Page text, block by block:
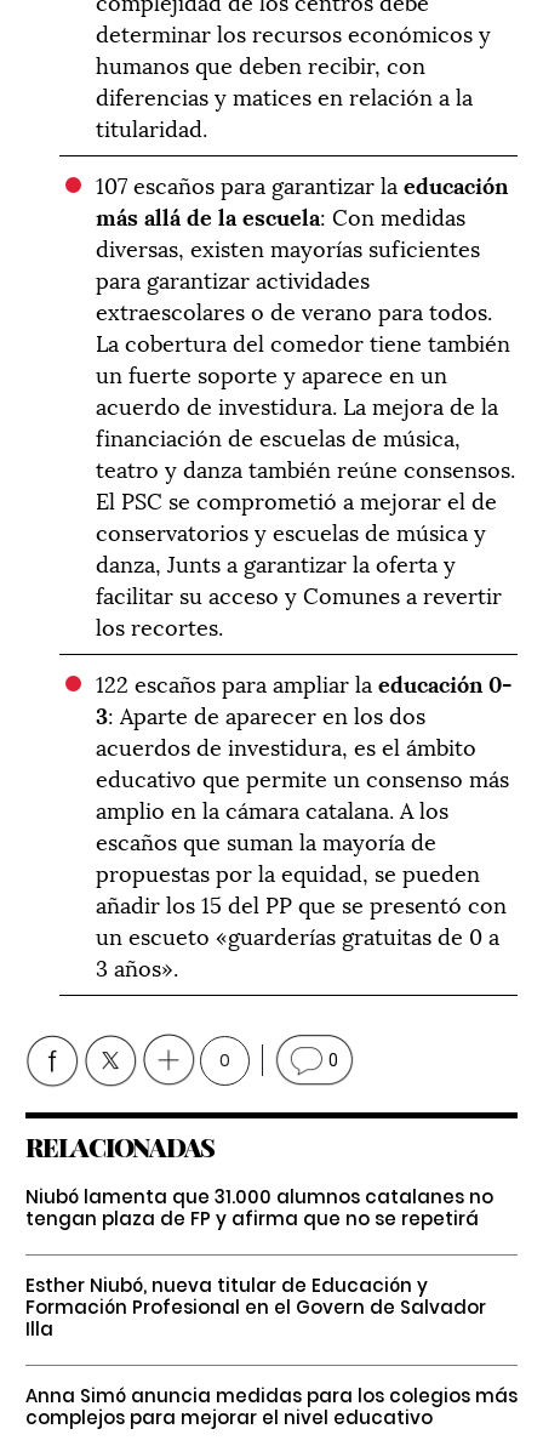
determinar los recursos económicos y
humanos que deben recibir, con
diferencias y matices en relación a la
titularidad.
107 escaños para garantizar laeducación
más allá de la escuela: Con medidas
diversas, existen mayorías suficientes
para garantizar actividades
extraescolares o de verano para todos.
La cobertura del comedor tiene también
un fuerte soporte y aparece en un
acuerdo de investidura. La mejora de la
financiación de escuelas de música,
teatro y danza también reúne consensos.
El PSC se comprometió a mejorar el de
conservatorios y escuelas de música y
danza, Junts a garantizar la oferta y
facilitar su acceso y Comunes a revertir
los recortes.
122 escaños para ampliar laeducación 0-
3: Aparte de aparecer en los dos
acuerdos de investidura, es el ámbito
educativo que permite un consenso más
amplio en la cámara catalana. A los
escaños que suman la mayoría de
propuestas por la equidad, se pueden
añadir los 15 del PP que se presentó con
un escueto «guarderías gratuitas de 0 a
3 años».
0 0
RELACIONADAS
Niubó lamenta que 31.000 alumnos catalanes no
tengan plaza de FP y afirma que no se repetirá
Esther Niubó, nueva titular de Educación y
Formación Profesional en el Govern de Salvador
Illa
Anna Simó anuncia medidas para los colegios más
complejos para mejorar el nivel educativo